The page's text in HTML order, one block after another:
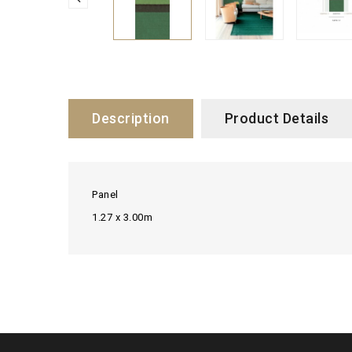
Description Product Details
Panel
1.27 x 3.00m